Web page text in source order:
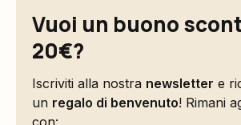
Vuoi un buono
20€?
Iscriviti alla nostra newsletter e
un regalo di benvenuto! Rimani
con: